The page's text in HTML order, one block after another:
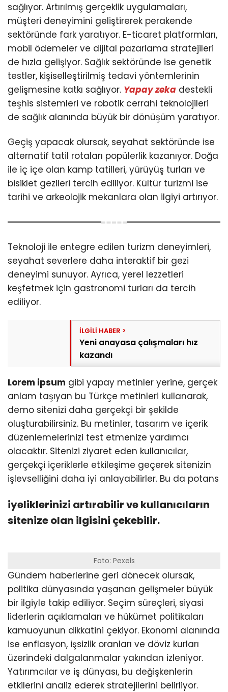
sağlıyor. Artırılmış gerçeklik uygulamaları,
müşteri deneyimini geliştirerek perakende
sektöründe fark yaratıyor. E-ticaret platformları,
mobil ödemeler ve dijital pazarlama stratejileri
de hızla gelişiyor. Sağlık sektöründe ise genetik
testler, kişiselleştirilmiş tedavi yöntemlerinin
gelişmesine katkı sağlıyor. Yapay zeka destekli
teşhis sistemleri ve robotik cerrahi teknolojileri
de sağlık alanında büyük bir dönüşüm yaratıyor.
Geçiş yapacak olursak, seyahat sektöründe ise
alternatif tatil rotaları popülerlik kazanıyor. Doğa
ile iç içe olan kamp tatilleri, yürüyüş turları ve
bisiklet gezileri tercih ediliyor. Kültür turizmi ise
tarihi ve arkeolojik mekanlara olan ilgiyi artırıyor.
Teknoloji ile entegre edilen turizm deneyimleri,
seyahat severlere daha interaktif bir gezi
deneyimi sunuyor. Ayrıca, yerel lezzetleri
keşfetmek için gastronomi turları da tercih
ediliyor.
Yeni anayasa çalışmaları hız
kazandı
Lorem ipsum gibi yapay metinler yerine, gerçek
anlam taşıyan bu Türkçe metinleri kullanarak,
demo sitenizi daha gerçekçi bir şekilde
oluşturabilirsiniz. Bu metinler, tasarım ve içerik
düzenlemelerinizi test etmenize yardımcı
olacaktır. Sitenizi ziyaret eden kullanıcılar,
gerçekçi içeriklerle etkileşime geçerek sitenizin
işlevselliğini daha iyi anlayabilirler. Bu da potans
iyeliklerinizi artırabilir ve kullanıcıların
sitenize olan ilgisini çekebilir.
Foto: Pexels
Gündem haberlerine geri dönecek olursak,
politika dünyasında yaşanan gelişmeler büyük
bir ilgiyle takip ediliyor. Seçim süreçleri, siyasi
liderlerin açıklamaları ve hükümet politikaları
kamuoyunun dikkatini çekiyor. Ekonomi alanında
ise enflasyon, işsizlik oranları ve döviz kurları
üzerindeki dalgalanmalar yakından izleniyor.
Yatırımcılar ve iş dünyası, bu değişkenlerin
etkilerini analiz ederek stratejilerini belirliyor.